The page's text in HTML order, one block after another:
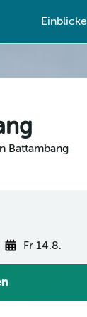
Einblicke
Battambang
Fr 14.8.